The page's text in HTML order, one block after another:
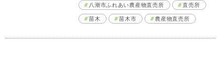
八潮市ふれあい農産物直売所
直売所
苗木
苗木市 農産物直売所